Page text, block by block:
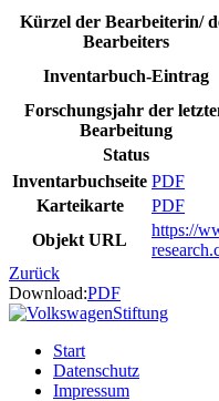
Kürzel der Bearbeiterin/
Bearbeiters
Inventarbuch-Eintrag
Forschungsjahr der
Bearbeitung
Status
Inventarbuchseite PDF
Karteikarte
PDF
Objekt URL
https://
Zurück
Download:PDF
Start
Datenschutz
Impressum